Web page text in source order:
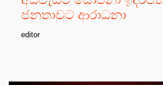
ජනතාවට ආරාධනා
editor